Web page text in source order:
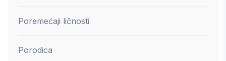
Poremećaji ličnosti
Porodica